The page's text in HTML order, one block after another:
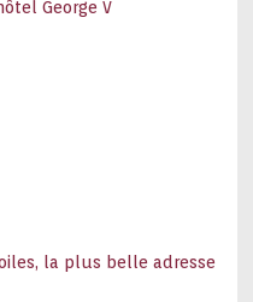
George V
la plus belle adresse